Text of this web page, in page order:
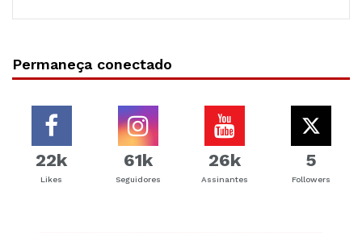
Permaneça conectado
22k
Likes
61k
Seguidores
26k
Assinantes
5
Followers